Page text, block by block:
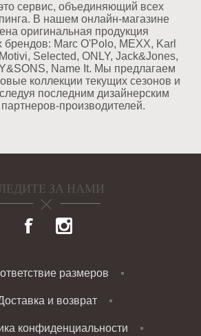
сервис, объединяющий всех
В нашем онлайн-магазине
оригинальная продукция
Marc O'Polo, MEXX, Karl
Selected, ONLY, Jack&Jones,
Name It. Мы предлагаем
коллекции текущих сезонов и
последним дизайнерским
производителей.
ЗА НАМИ
размеров
и возврат
конфиденциальности